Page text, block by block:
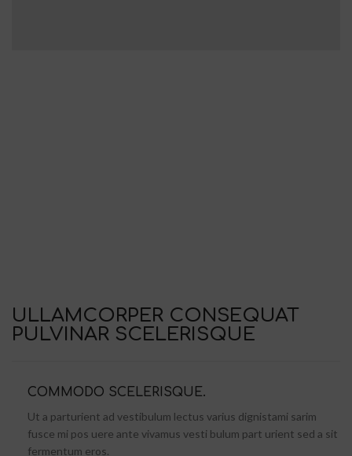
ULLAMCORPER CONSEQUAT
PULVINAR SCELERISQUE
COMMODO SCELERISQUE.
Ut a parturient ad vestibulum lectus varius dignistami sarim
fusce mi pos uere ante vivamus vesti bulum part urient sed a sit
fermentum eros.